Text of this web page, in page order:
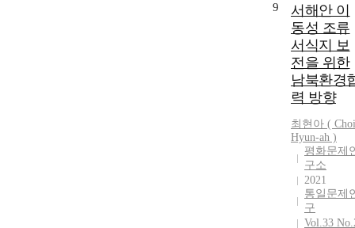
9
서해안 이
동성 조류
서식지 보
전을 위한
남북환경
력 방향
최현아 ( Choi
Hyun-ah )
평화문제
구소
2021
통일문제
구
Vol.33